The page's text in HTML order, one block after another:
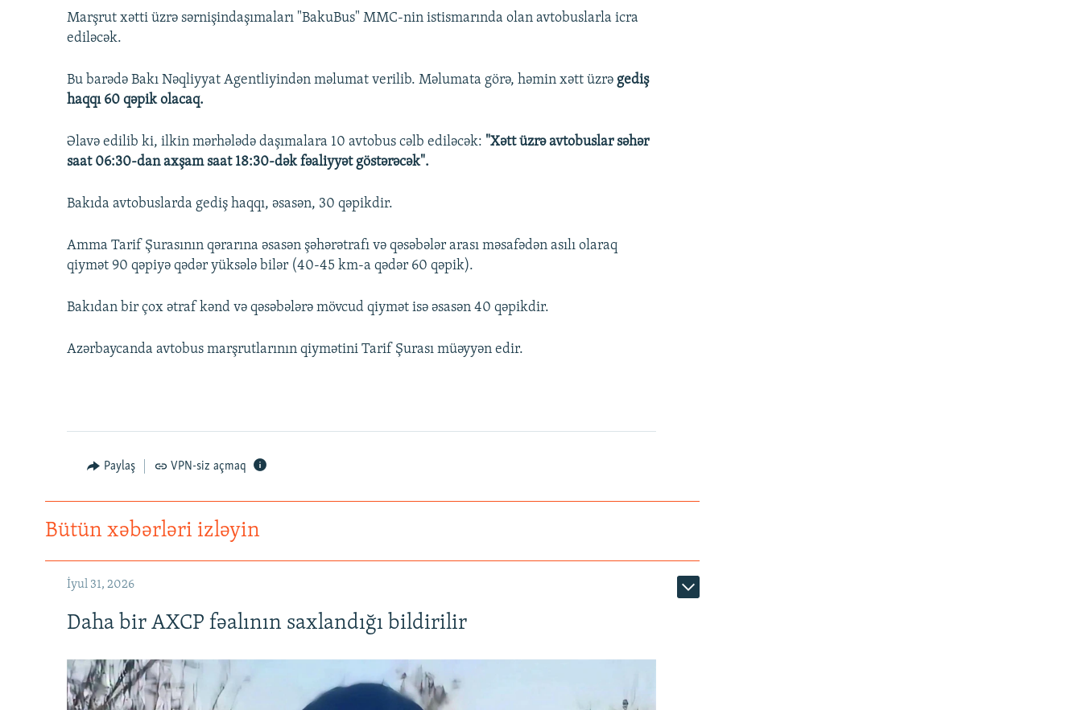
Marşrut xətti üzrə sərnişindaşımaları "BakuBus" MMC-nin istismarında olan avtobuslarla icra
ediləcək.
Bu barədə Bakı Nəqliyyat Agentliyindən məlumat verilib. Məlumata görə, həmin xətt üzrə gediş
haqqı 60 qəpik olacaq.
Əlavə edilib ki, ilkin mərhələdə daşımalara 10 avtobus cəlb ediləcək: "Xətt üzrə avtobuslar səhər
saat 06:30-dan axşam saat 18:30-dək fəaliyyət göstərəcək".
Bakıda avtobuslarda gediş haqqı, əsasən, 30 qəpikdir.
Amma Tarif Şurasının qərarına əsasən şəhərətrafı və qəsəbələr arası məsafədən asılı olaraq
qiymət 90 qəpiyə qədər yüksələ bilər (40-45 km-a qədər 60 qəpik).
Bakıdan bir çox ətraf kənd və qəsəbələrə mövcud qiymət isə əsasən 40 qəpikdir.
Azərbaycanda avtobus marşrutlarının qiymətini Tarif Şurası müəyyən edir.
Paylaş VPN-siz açmaq
Bütün xəbərləri izləyin
İyul 31, 2026
Daha bir AXCP fəalının saxlandığı bildirilir